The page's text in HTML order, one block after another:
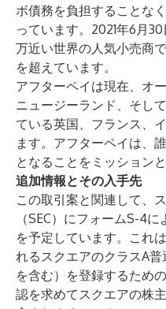
ボ債務を負担することな
っています。2021年6月
万近い世界の人気小売商
を超えています。
アフターペイは現在、オ
ニュージーランド、そし
ている英国、フランス、
ます。アフターペイは、
となることをミッション
追加情報とその入手先
この取引案と関連して、
（SEC）にフォームS-4
を予定しています。これ
れるスクエアのクラスA
を含む）を登録するため
認を求めてスクエアの株